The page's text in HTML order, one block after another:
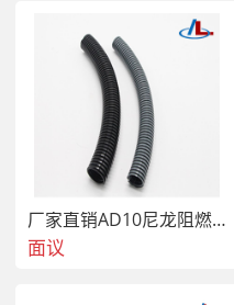
厂家直销AD10尼龙阻燃波纹管，塑料软管，穿线管
面议